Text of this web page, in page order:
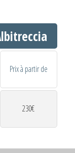
Prix à partir de
230€